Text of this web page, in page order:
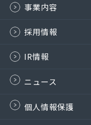
事業内容
採用情報
IR情報
ニュース
個人情報保護